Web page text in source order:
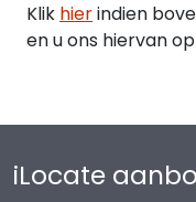
Klik hierindien
en u ons hiervan
iLocate